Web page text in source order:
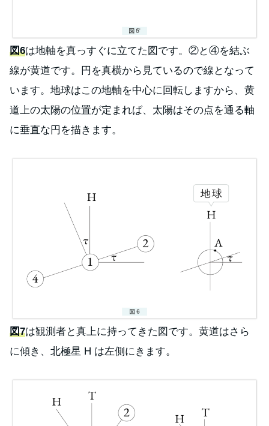
図6は地軸を真っすぐに立てた図です。②と④を結ぶ
線が黄道です。円を真横から見ているので線となって
います。地球はこの地軸を中心に回転しますから、黄
道上の太陽の位置が定まれば、太陽はその点を通る軸
に垂直な円を描きます。
図7は観測者と真上に持ってきた図です。黄道はさら
に傾き、北極星 H は左側にきます。